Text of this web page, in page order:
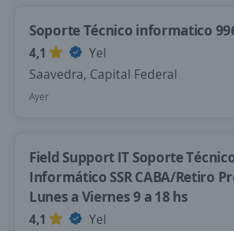
Soporte Técnico informatico
4,1
Yel
Saavedra, Capital Federal
Ayer
Field Support IT Soporte
Informático SSR CABA/Retiro
Lunes a Viernes 9 a 18 hs
4,1
Yel